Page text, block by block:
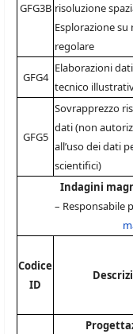
GFG3B risoluzione
Esplorazione su
regolare
GFG4
Elaborazioni
tecnico
GFG5
Sovrapprezzo
dati (non
all’uso dei dati
scientifici)
Indagini
– Responsabile
Codice
ID